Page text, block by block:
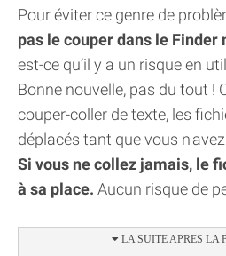
Pour éviter ce genre de
pas le couper dans le Finder
est-ce qu’il y a un risque en
Bonne nouvelle, pas du tout !
couper-coller de texte, les
déplacés tant que vous
Si vous ne collez jamais, le
à sa place. Aucun risque de